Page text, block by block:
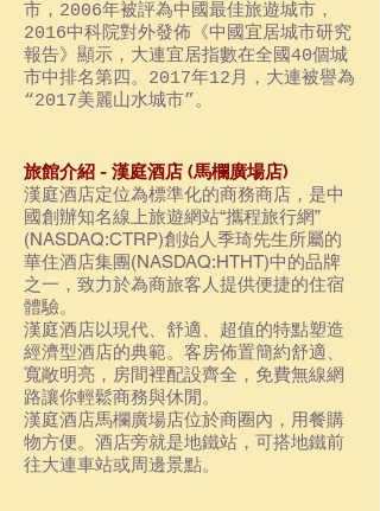
市，2006年被評為中國最佳旅遊城市，
2016中科院對外發佈《中國宜居城市研究
報告》顯示，大連宜居指數在全國40個城
市中排名第四。2017年12月，大連被譽為
“2017美麗山水城市”。
旅館介紹 - 漢庭酒店 (馬欄廣場店)
漢庭酒店定位為標準化的商務商店，是中
國創辦知名線上旅遊網站“攜程旅行網”
(NASDAQ:CTRP)創始人季琦先生所屬的
華住酒店集團(NASDAQ:HTHT)中的品牌
之一，致力於為商旅客人提供便捷的住宿
體驗。
漢庭酒店以現代、舒適、超值的特點塑造
經濟型酒店的典範。客房佈置簡約舒適、
寬敞明亮，房間裡配設齊全，免費無線網
路讓你輕鬆商務與休閒。
漢庭酒店馬欄廣場店位於商圈內，用餐購
物方便。 酒店旁就是地鐵站，可搭地鐵前
往大連車站或周邊景點。